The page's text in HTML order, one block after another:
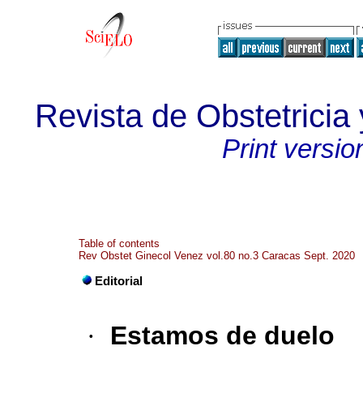
Revista de
Print
Table of contents
Rev Obstet Ginecol Venez vol.80 no.3 Caracas Sept. 2020
Editorial
· Estamos de duelo